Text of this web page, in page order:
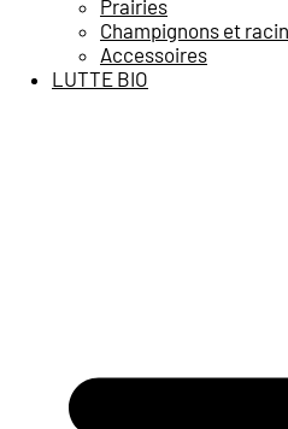
Prairies
Champignons et
Accessoires
LUTTE BIO